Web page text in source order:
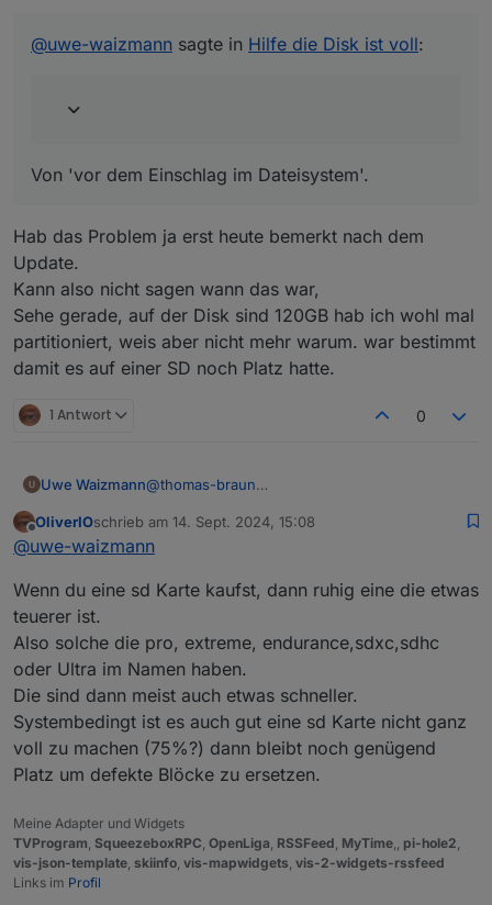
Von 'vor dem Einschlag im Dateisystem'.
@uwe-waizmann sagte in Hilfe die Disk ist voll:
Von 'vor dem Einschlag im Dateisystem'.
Hab das Problem ja erst heute bemerkt nach dem
Update.
Kann also nicht sagen wann das war,
Sehe gerade, auf der Disk sind 120GB hab ich wohl mal
partitioniert, weis aber nicht mehr warum. war bestimmt
damit es auf einer SD noch Platz hatte.
1 Antwort 0
Uwe Waizmann@thomas-braun
OliverIOschrieb am 14. Sept. 2024, 15:08
zuletzt editiert von
@uwe-waizmann
Wenn du eine sd Karte kaufst, dann ruhig eine die etwas
teuerer ist.
Also solche die pro, extreme, endurance,sdxc,sdhc
oder Ultra im Namen haben.
Die sind dann meist auch etwas schneller.
Systembedingt ist es auch gut eine sd Karte nicht ganz
voll zu machen (75%?) dann bleibt noch genügend
Platz um defekte Blöcke zu ersetzen.
Meine Adapter und Widgets
TVProgram, SqueezeboxRPC, OpenLiga, RSSFeed, MyTime,, pi-hole2,
vis-json-template, skiinfo, vis-mapwidgets, vis-2-widgets-rssfeed
Links im Profil